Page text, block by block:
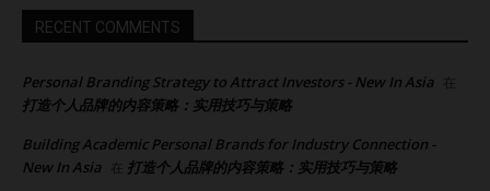
RECENT COMMENTS
Personal Branding Strategy to Attract Investors - New In Asia 在
打造个人品牌的内容策略：实用技巧与策略
Building Academic Personal Brands for Industry Connection -
New In Asia
在 打造个人品牌的内容策略：实用技巧与策略